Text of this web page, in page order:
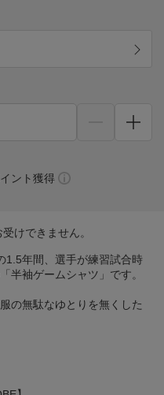
ント獲得
けできません。
1.5年間、選手が練習試合時
半袖ゲームシャツ」です。
の無駄なゆとりを無くした